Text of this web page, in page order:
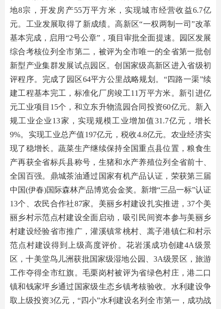
地8宗，开发房产55万平方米，实现城市经营收益6.7亿
元。工业发展取得了新成绩。高新区“一权两制一司”改革
基本完成，启用“2号公章”，项目审批全面提速。园区发展
综合考核位列全市第二，被评为全市唯一的全省第一批创
新型产业集群发展试点园区。创国家级高新区进入省级初
评程序。完成了园区64平方公里战略规划。“四路一渠”续
建工程基本完工，标准化厂房竣工11万平方米。新引进亿
元工业项目15个，和立东升物流园合同投资60亿元。新入
规工业企业13家，实现规模工业增加值31.7亿元，增长
9%。实现工业总产值197亿元，税收4.8亿元。农业经济实
现了稳增长。蔬菜生产继续保持全国重点县位置，粮食生
产再获全省标兵县称号，生猪和水产养殖位列全省前十、
全国百强。鼎城茶油通过国家有机产品认证，荣获第三届
中国(伊春)国际森林产品博览会金奖。新增“三品一标”认证
13个、农民合作社87家。美丽乡村建设扎实推进，37个美
丽乡村示范点村建设全面启动，吸引民间资本参与美丽乡
村建设经验省市推广，灌溪镇常桃村、蒿子港镇仁和村示
范点村建设得到上级高度评价。花岩溪成功创建4A级景
区，十美堂鸟儿洲获批国家级湿地公园、3A级景区，旅游
工作夺得全市红旗。毛栗岗村被评为省绿色村庄，港二口
镇和钱家坪乡通过国家级生态乡镇考核验收。水利建设争
取上级投资3亿元，“四小”水利建设名列全市第一，成功战